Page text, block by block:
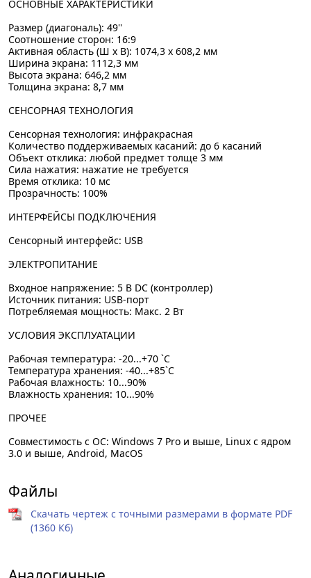
ОСНОВНЫЕ ХАРАКТЕРИСТИКИ
Размер (диагональ): 49''
Соотношение сторон: 16:9
Активная область (Ш x В): 1074,3 x 608,2 мм
Ширина экрана: 1112,3 мм
Высота экрана: 646,2 мм
Толщина экрана: 8,7 мм
СЕНСОРНАЯ ТЕХНОЛОГИЯ
Сенсорная технология: инфракрасная
Количество поддерживаемых касаний: до 6 касаний
Объект отклика: любой предмет толще 3 мм
Сила нажатия: нажатие не требуется
Время отклика: 10 мс
Прозрачность: 100%
ИНТЕРФЕЙСЫ ПОДКЛЮЧЕНИЯ
Сенсорный интерфейс: USB
ЭЛЕКТРОПИТАНИЕ
Входное напряжение: 5 В DC (контроллер)
Источник питания: USB-порт
Потребляемая мощность: Макс. 2 Вт
УСЛОВИЯ ЭКСПЛУАТАЦИИ
Рабочая температура: -20...+70 `C
Температура хранения: -40...+85`C
Рабочая влажность: 10...90%
Влажность хранения: 10...90%
ПРОЧЕЕ
Совместимость с ОС: Windows 7 Pro и выше, Linux с ядром
3.0 и выше, Android, MacOS
Файлы
Скачать чертеж с точными размерами в формате PDF
(1360 Кб)